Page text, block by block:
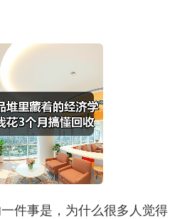
件事是，为什么很多人觉得